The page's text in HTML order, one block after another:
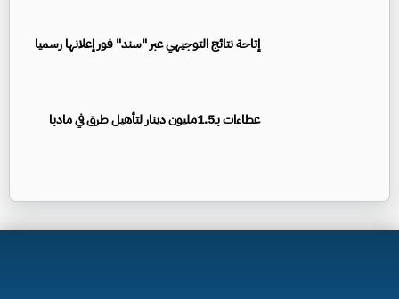
إتاحة نتائج التوجيهي عبر "سند" فور إعلانها رسميا
عطاءات بـ1.5مليون دينار لتأهيل طرق في مادبا